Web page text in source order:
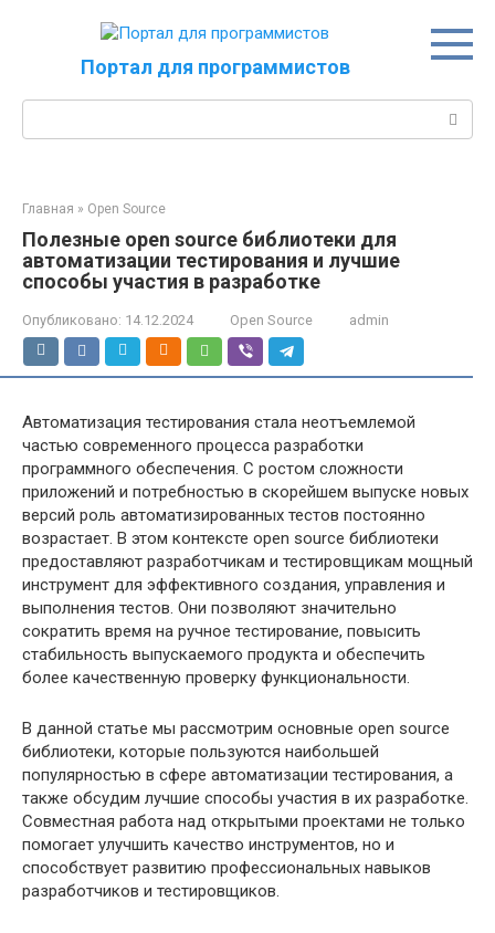
Портал для программистов
Главная » Open Source
Полезные open source библиотеки для
автоматизации тестирования и лучшие
способы участия в разработке
Опубликовано: 14.12.2024 Open Source admin
Автоматизация тестирования стала неотъемлемой
частью современного процесса разработки
программного обеспечения. С ростом сложности
приложений и потребностью в скорейшем выпуске новых
версий роль автоматизированных тестов постоянно
возрастает. В этом контексте open source библиотеки
предоставляют разработчикам и тестировщикам мощный
инструмент для эффективного создания, управления и
выполнения тестов. Они позволяют значительно
сократить время на ручное тестирование, повысить
стабильность выпускаемого продукта и обеспечить
более качественную проверку функциональности.
В данной статье мы рассмотрим основные open source
библиотеки, которые пользуются наибольшей
популярностью в сфере автоматизации тестирования, а
также обсудим лучшие способы участия в их разработке.
Совместная работа над открытыми проектами не только
помогает улучшить качество инструментов, но и
способствует развитию профессиональных навыков
разработчиков и тестировщиков.